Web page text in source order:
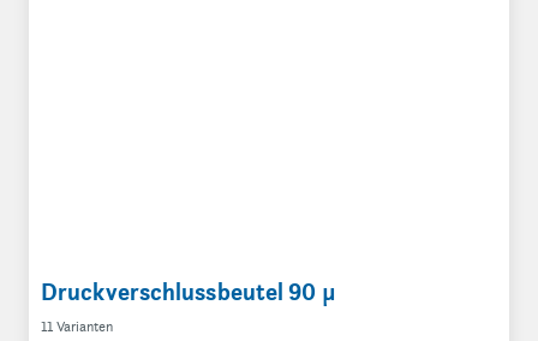
Druckverschlussbeutel 90 µ
11 Varianten